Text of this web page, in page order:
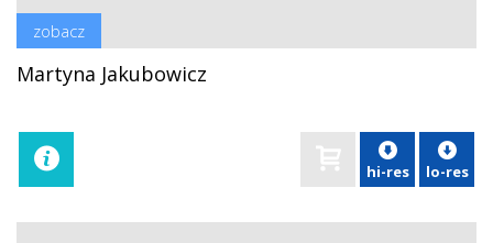
zobacz
Martyna Jakubowicz
hi-res lo-res